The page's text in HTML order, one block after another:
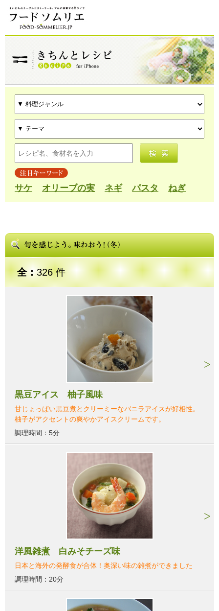
サケ オリーブの実 ネギ パスタ ねぎ
全：326 件
黒豆アイス 柚子風味
甘じょっぱい黒豆煮とクリーミーなバニラアイスが好相性。
柚子がアクセントの爽やかアイスクリームです。
調理時間：5分
洋風雑煮 白みそチーズ味
日本と海外の発酵食が合体！奥深い味の雑煮ができました
調理時間：20分